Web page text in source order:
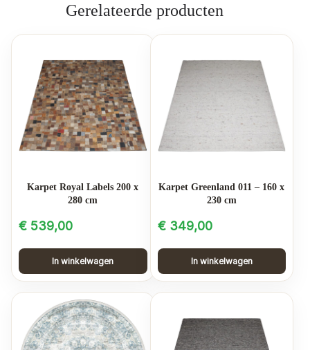
Gerelateerde producten
Karpet Royal Labels 200 x
280 cm
€ 539,00
In winkelwagen
Karpet Greenland 011 – 160 x
230 cm
€349,00
In winkelwagen